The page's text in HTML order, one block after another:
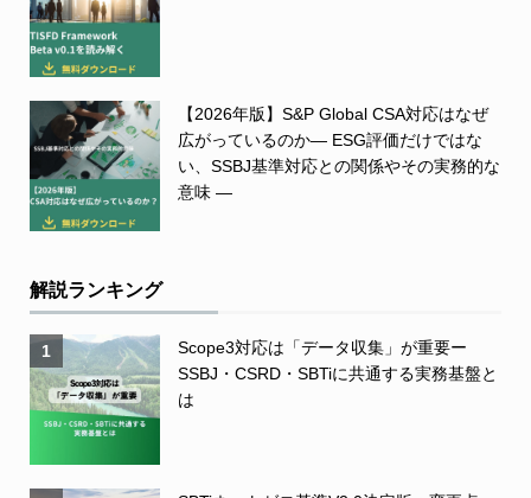
【2026年版】S&P Global CSA対応はなぜ
広がっているのか― ESG評価だけではな
い、SSBJ基準対応との関係やその実務的な
意味 ―
解説ランキング
1
Scope3対応は「データ収集」が重要ー
SSBJ・CSRD・SBTiに共通する実務基盤と
は